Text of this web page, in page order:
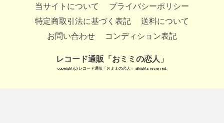
当サイトについて
プライバシーポリシー
特定商取引法に基づく表記
送料について
お問い合わせ
コンディション表記
レコード通販「おミミの恋人」
copyright (c) レコード通販「おミミの恋人」 all rights reserved.